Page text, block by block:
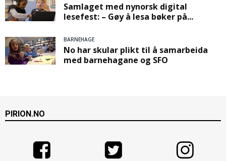
Samlaget med nynorsk digital
lesefest: – Gøy å lesa bøker på...
BARNEHAGE
No har skular plikt til å samarbeida
med barnehagane og SFO
PIRION.NO